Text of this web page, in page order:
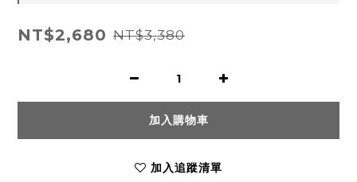
NT$2,680 NT$3,380
加入購物車
加入追蹤清單